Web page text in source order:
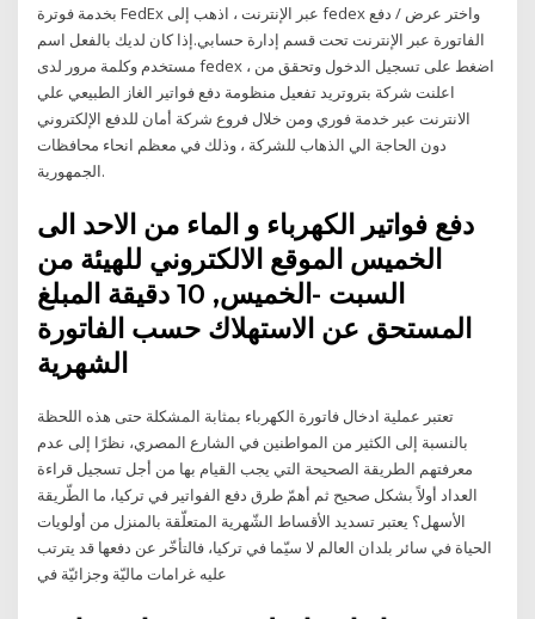
بخدمة فوترة FedEx عبر الإنترنت ، اذهب إلى fedex واختر عرض / دفع
الفاتورة عبر الإنترنت تحت قسم إدارة حسابي.إذا كان لديك بالفعل اسم
مستخدم وكلمة مرور لدى fedex ، اضغط على تسجيل الدخول وتحقق من
اعلنت شركة بتروتريد تفعيل منظومة دفع فواتير الغاز الطبيعي علي
الانترنت عبر خدمة فوري ومن خلال فروع شركة أمان للدفع الإلكتروني
دون الحاجة الي الذهاب للشركة ، وذلك في معظم انحاء محافظات
الجمهورية.
دفع فواتير الكهرباء و الماء من الاحد الى
الخميس الموقع الالكتروني للهيئة من
السبت -الخميس, 10 دقيقة المبلغ
المستحق عن الاستهلاك حسب الفاتورة
تعتبر عملية ادخال فاتورة الكهرباء بمثابة المشكلة حتى هذه اللحظة
بالنسبة إلى الكثير من المواطنين في الشارع المصري، نظرًا إلى عدم
معرفتهم الطريقة الصحيحة التي يجب القيام بها من أجل تسجيل قراءة
العداد أولاً بشكل صحيح ثم أهمّ طرق دفع الفواتير في تركيا، ما الطّريقة
الأسهل؟ يعتبر تسديد الأقساط الشّهرية المتعلّقة بالمنزل من أولويات
الحياة في سائر بلدان العالم لا سيّما في تركيا، فالتأخّر عن دفعها قد يترتب
عليه غرامات ماليّة وجزائيّة في